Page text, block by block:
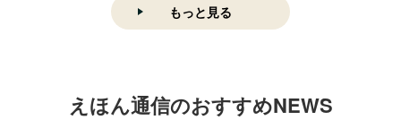
もっと見る
えほん通信のおすすめNEWS